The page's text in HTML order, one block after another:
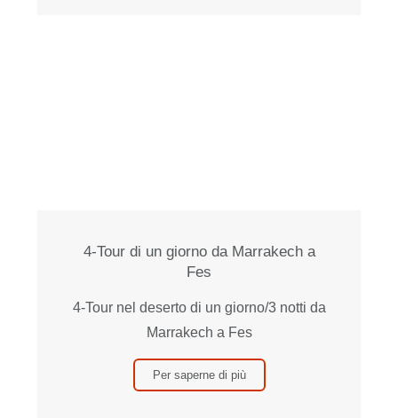
4-Tour di un giorno da Marrakech a
Fes
4-Tour nel deserto di un giorno/3 notti da
Marrakech a Fes
Per saperne di più